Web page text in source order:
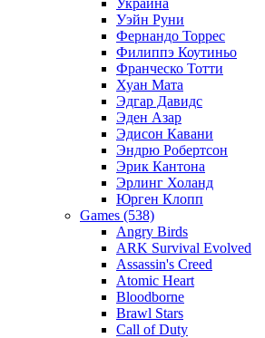
Украина
Уэйн Руни
Фернандо Торрес
Филиппэ Коутиньо
Франческо Тотти
Хуан Мата
Эдгар Давидс
Эден Азар
Эдисон Кавани
Эндрю Робертсон
Эрик Кантона
Эрлинг Холанд
Юрген Клопп
Games (538)
Angry Birds
ARK Survival Evolved
Assassin's Creed
Atomic Heart
Bloodborne
Brawl Stars
Call of Duty